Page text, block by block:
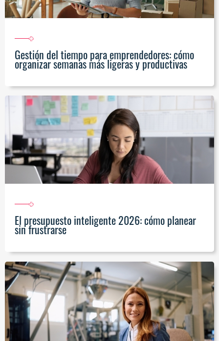
Gestión del tiempo para emprendedores: cómo
organizar semanas más ligeras y productivas
El presupuesto inteligente 2026: cómo planear
sin frustrarse